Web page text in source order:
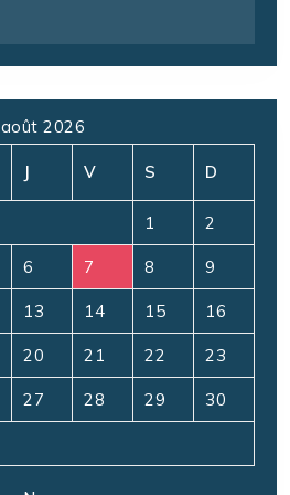
août 2026
J V S D
1 2
6 7 8 9
13 14 15 16
20 21 22 23
27 28 29 30